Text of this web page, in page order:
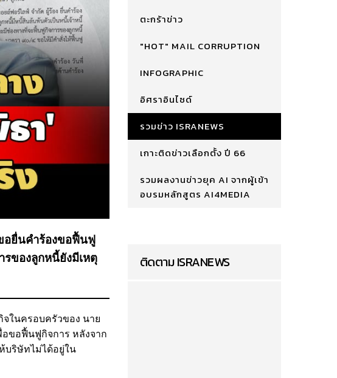
อยื่นคำร้องขอฟื้นฟู
ของลูกหนี้ยังมีเหตุ
ในครอบครัวของ นาย
อขอฟื้นฟูกิจการ หลังจาก
บริษัทไม่ได้อยู่ใน
ตะกร้าข่าว
"HOT" MAIL CORRUPTION
INFOGRAPHIC
อิศราอินไซด์
รวมข่าว ISRANEWS
เกาะติดข่าวเลือกตั้ง ปี 66
รวมผลงานข่าวยุค AI จากผู้เข้า
อบรมหลักสูตร AI4MEDIA
ติดตาม ISRANEWS